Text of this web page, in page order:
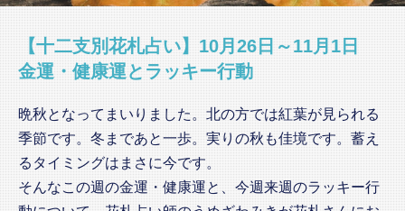
【十二支別花札占い】10月26日～11月1日
金運・健康運とラッキー行動
晩秋となってまいりました。北の方では紅葉が見られる
季節です。冬まであと一歩。実りの秋も佳境です。蓄え
るタイミングはまさに今です。
そんなこの週の金運・健康運と、今週来週のラッキー行